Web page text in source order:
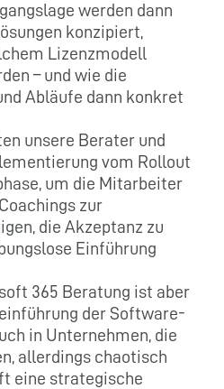
werden dann
konzipiert,
Lizenzmodell
– und wie die
Abläufe dann konkret
unsere Berater und
vom Rollout
um die Mitarbeiter
zur
die Akzeptanz zu
Einführung
365 Beratung ist aber
der Software-
in Unternehmen, die
allerdings chaotisch
eine strategische